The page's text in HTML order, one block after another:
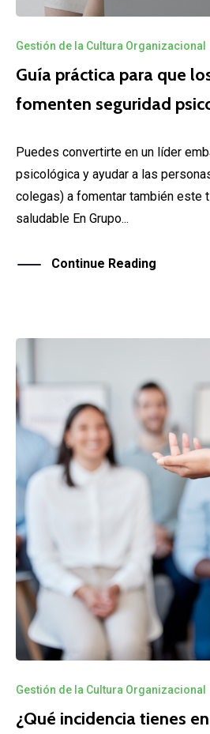
Gestión de la Cultura Organizacional
Guía práctica para que
fomenten seguridad
Puedes convertirte en un líder
psicológica y ayudar a las
colegas) a fomentar también este
saludable En Grupo...
Continue Reading
Gestión de la Cultura Organizacional
¿Qué incidencia tienes